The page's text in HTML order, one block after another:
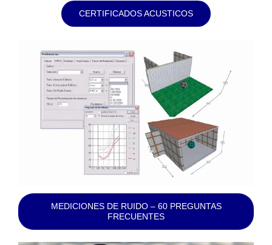
CERTIFICADOS ACUSTICOS
MEDICIONES DE RUIDO – 60 PREGUNTAS
FRECUENTES